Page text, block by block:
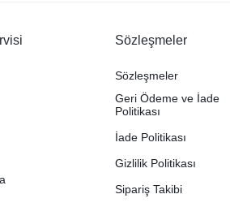
Sözleşmeler
Sözleşmeler
Geri Ödeme ve İade
Politikası
İade Politikası
Gizlilik Politikası
Sipariş Takibi